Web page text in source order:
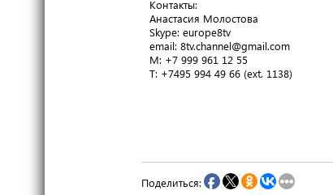
Контакты:
Анастасия Молостова
​Skype: europe8tv
email: 8tv.channel@gmail.com
M: +7 999 961 12 55
T​: +7495 994 49 66 (ext. 1138)
Поделиться: